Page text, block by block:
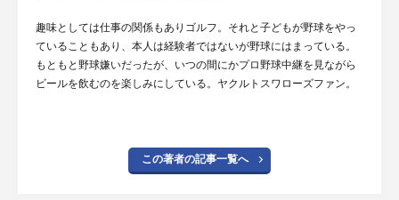
趣味としては仕事の関係もありゴルフ。それと子どもが野球をやっ
ていることもあり、本人は経験者ではないが野球にはまっている。
もともと野球嫌いだったが、いつの間にかプロ野球中継を見ながら
ビールを飲むのを楽しみにしている。ヤクルトスワローズファン。
この著者の記事一覧へ